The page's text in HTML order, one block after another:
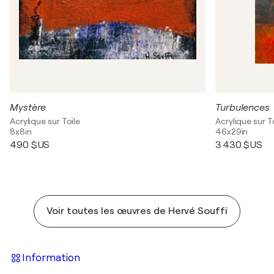
Mystère
Acrylique sur Toile
8x8in
490 $US
Turbulences
Acrylique sur
46x29in
3 430 $US
Voir toutes les œuvres de Hervé Souffi
Information